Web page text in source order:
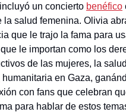
un concierto benéfico
la salud femenina. Olivia
que le trajo la fama para
le importan como los
de las mujeres, la
humanitaria en Gaza,
con fans que celebran
para hablar de estos